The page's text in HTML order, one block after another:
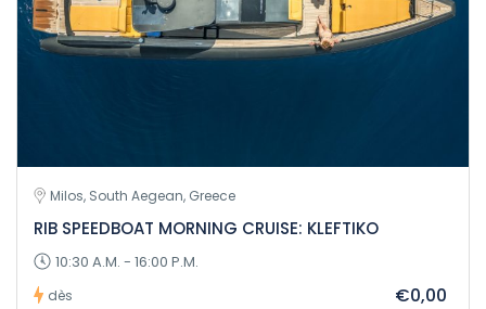
Milos, South Aegean, Greece
RIB SPEEDBOAT MORNING CRUISE: KLEFTIKO
10:30 A.M. - 16:00 P.M.
dès €0,00